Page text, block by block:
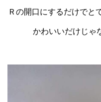
Ｒの開口にするだけでと
かわいいだけじゃ